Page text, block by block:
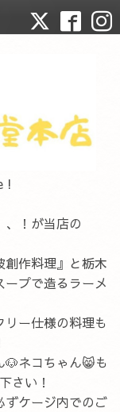
!
、！が当店の
作料理』と栃木
プで造るラーメ
ー仕様の料理も
🐶ネコちゃん😸も
さい！
ずケージ内でのご